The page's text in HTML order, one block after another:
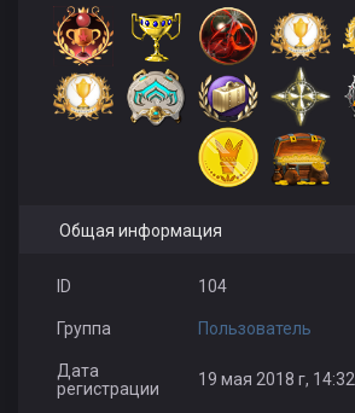
StarShip МАГlАРУЛАВ
Общая информация
ID 104
Группа Пользователь
Дата
регистрации
19 мая 2018 г, 14:32